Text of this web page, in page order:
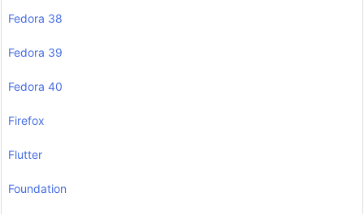
Fedora 38
Fedora 39
Fedora 40
Firefox
Flutter
Foundation